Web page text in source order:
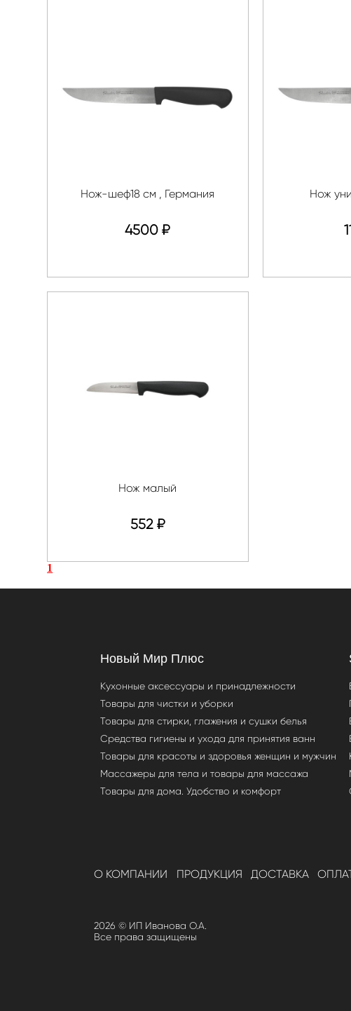
Нож-шеф18 см , Германия
4500₽
Нож
Нож малый
552 ₽
1
Новый Мир Плюс
Кухонные аксессуары и принадлежности
Товары для чистки и уборки
Товары для стирки, глажения и сушки белья
Средства гигиены и ухода для принятия ванн
Товары для красоты и здоровья женщин и мужчин
Массажеры для тела и товары для массажа
Товары для дома. Удобство и комфорт
О КОМПАНИИ ПРОДУКЦИЯ ДОСТАВКА
2026 © ИП Иванова О.А.
Все права защищены